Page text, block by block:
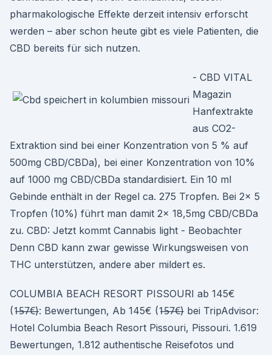
pharmakologische Effekte derzeit intensiv erforscht
werden – aber schon heute gibt es viele Patienten, die
CBD bereits für sich nutzen.
- CBD VITAL
Magazin
Hanfextrakte
aus CO2-
Extraktion sind bei einer Konzentration von 5 % auf
500mg CBD/CBDa), bei einer Konzentration von 10%
auf 1000 mg CBD/CBDa standardisiert. Ein 10 ml
Gebinde enthält in der Regel ca. 275 Tropfen. Bei 2x 5
Tropfen (10%) führt man damit 2x 18,5mg CBD/CBDa
zu. CBD: Jetzt kommt Cannabis light - Beobachter
Denn CBD kann zwar gewisse Wirkungsweisen von
THC unterstützen, andere aber mildert es.
COLUMBIA BEACH RESORT PISSOURI ab 145€
(1̶5̶7̶€̶): Bewertungen, Ab 145€ (1̶5̶7̶€̶) bei TripAdvisor:
Hotel Columbia Beach Resort Pissouri, Pissouri. 1.619
Bewertungen, 1.812 authentische Reisefotos und